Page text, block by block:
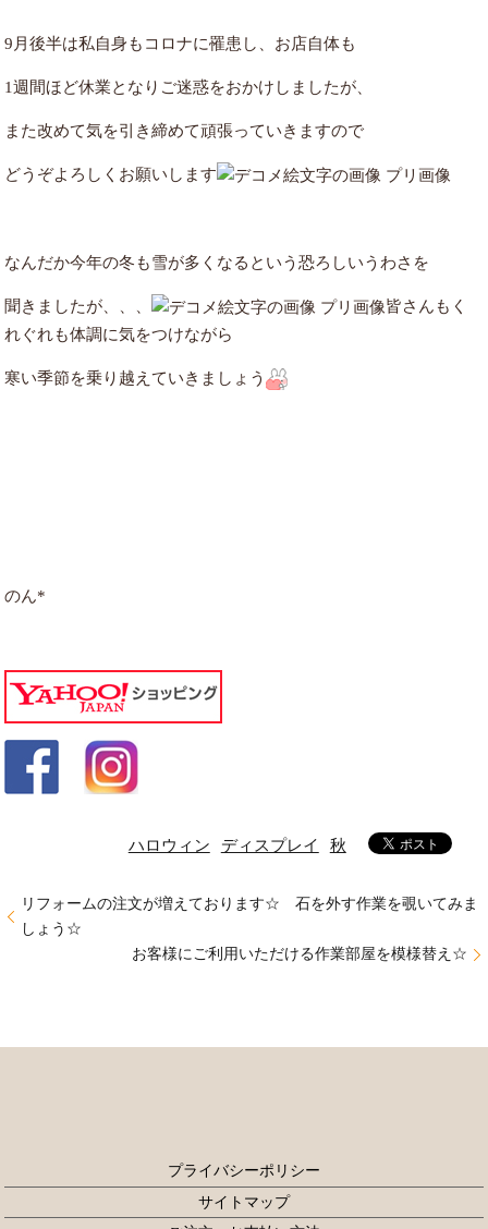
9月後半は私自身もコロナに罹患し、お店自体も
1週間ほど休業となりご迷惑をおかけしましたが、
また改めて気を引き締めて頑張っていきますので
どうぞよろしくお願いします
なんだか今年の冬も雪が多くなるという恐ろしいうわさを
聞きましたが、、、
皆さんもく
れぐれも体調に気をつけながら
寒い季節を乗り越えていきましょう
のん*
ハロウィン ディスプレイ 秋
リフォームの注文が増えております☆ 石を外す作業を覗いてみま
しょう☆
お客様にご利用いただける作業部屋を模様替え☆
プライバシーポリシー
サイトマップ